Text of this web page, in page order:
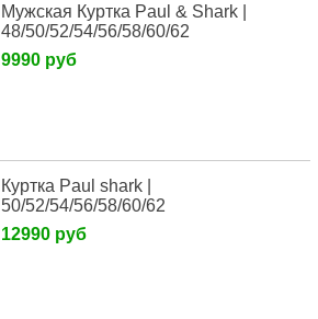
Мужская Куртка Paul & Shark |
48/50/52/54/56/58/60/62
9990 руб
Куртка Paul shark |
50/52/54/56/58/60/62
12990 руб